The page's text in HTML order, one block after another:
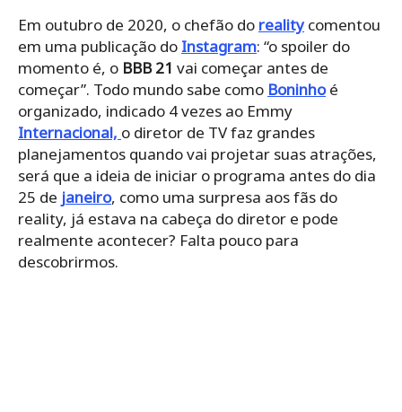
Em outubro de 2020, o chefão do realitycomentou
em uma publicação do Instagram: “o spoiler do
momento é, o BBB 21 vai começar antes de
começar”. Todo mundo sabe como Boninhoé
organizado, indicado 4 vezes ao Emmy
Internacional, o diretor de TV faz grandes
planejamentos quando vai projetar suas atrações,
será que a ideia de iniciar o programa antes do dia
25 de janeiro, como uma surpresa aos fãs do
reality, já estava na cabeça do diretor e pode
realmente acontecer? Falta pouco para
descobrirmos.